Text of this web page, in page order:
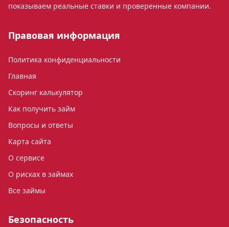
показываем реальные ставки и проверенные компании.
Правовая информация
Политика конфиденциальности
Главная
Скоринг калькулятор
Как получить займ
Вопросы и ответы
Карта сайта
О сервисе
О рисках в займах
Все займы
Безопасность